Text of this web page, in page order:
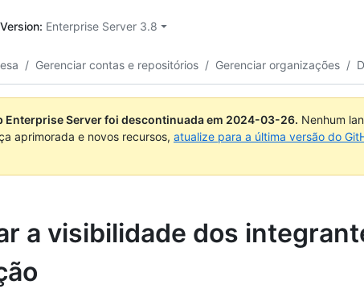
Version: Enterprise Server 3.8
/ Gerenciar contas e repositórios / Gerenciar organizações /
Enterprise Server foi descontinuada em 2024-03-26. Nenhum
aprimorada e novos recursos, atualize para a última versão do
a visibilidade dos